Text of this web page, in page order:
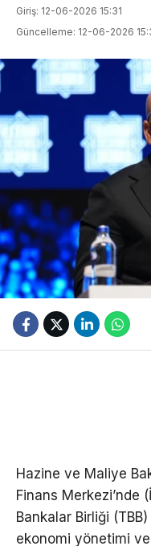
Giriş: 12-06-2026 15:31
Güncelleme: 12-06-2026
Hazine ve Maliye
Finans Merkezi’nde
Bankalar Birliği
ekonomi yönetimi